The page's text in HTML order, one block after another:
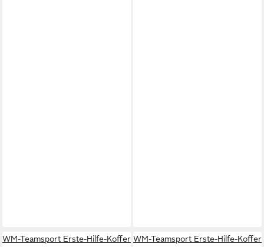
WM-Teamsport Erste-Hilfe-Koffer WM-Teamsport Erste-Hilfe-Koffer